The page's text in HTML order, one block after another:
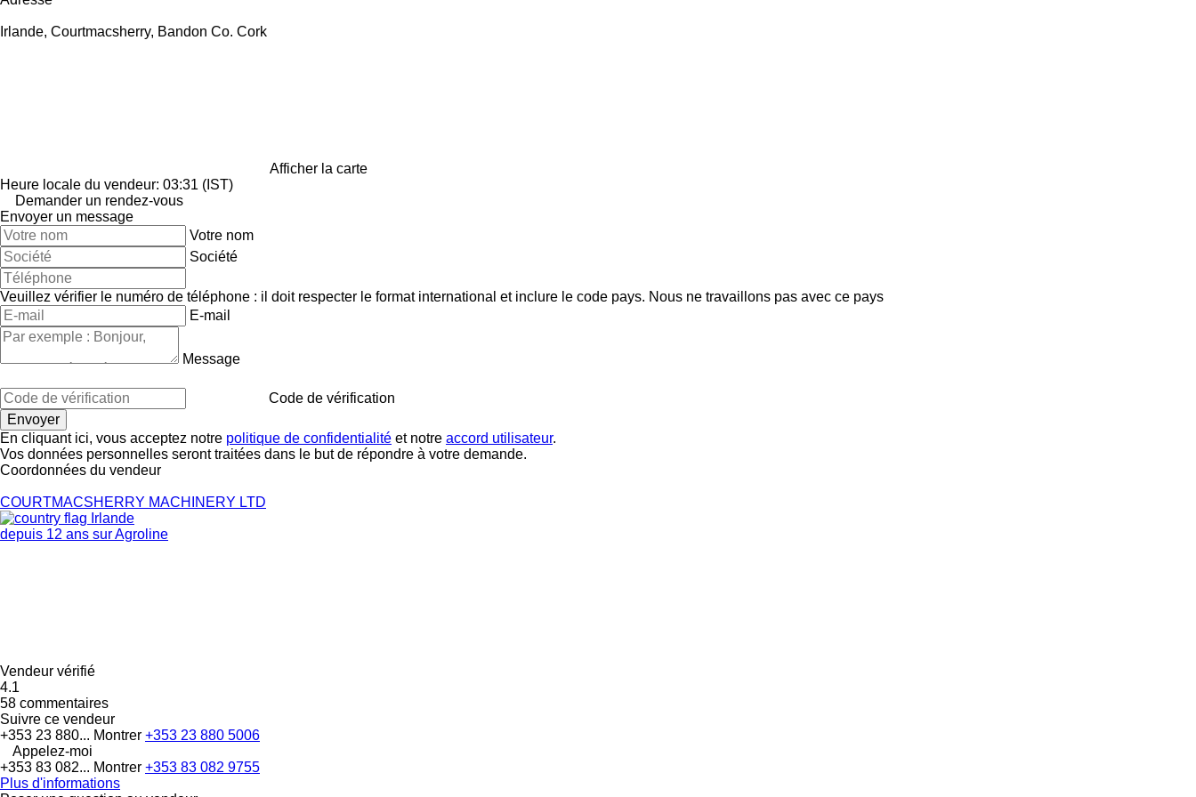
Irlande, Courtmacsherry, Bandon Co. Cork
Afficher la carte
Heure locale du vendeur: 03:31 (IST)
Demander un rendez-vous
Envoyer un message
Votre nom
Société
Veuillez vérifier le numéro de téléphone : il doit respecter le format international et inclure le code pays. Nous ne travaillons pas avec ce pays
E-mail
Message
Code de vérification
En cliquant ici, vous acceptez notre politique de confidentialité et notre accord utilisateur.
Vos données personnelles seront traitées dans le but de répondre à votre demande.
Coordonnées du vendeur
COURTMACSHERRY MACHINERY LTD
Irlande
depuis 12 ans sur Agroline
Vendeur vérifié
4.1
58 commentaires
Suivre ce vendeur
+353 23 880... Montrer +353 23 880 5006
Appelez-moi
+353 83 082... Montrer +353 83 082 9755
Plus d'informations